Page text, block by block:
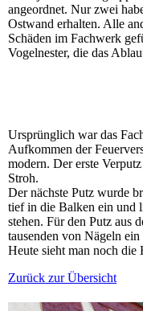
angeordnet. Nur zwei
Ostwand erhalten. Alle
Schäden im Fachwerk
Vogelnester, die das
Ursprünglich war das
Aufkommen der
modern. Der erste
Stroh.
Der nächste Putz wurde
tief in die Balken ein und
stehen. Für den Putz aus
tausenden von Nägeln
Heute sieht man noch die
Zurück zur Übersicht